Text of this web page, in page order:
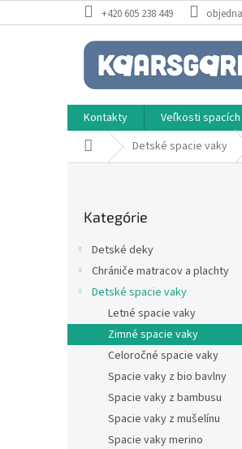
na
+420 605 238 449
Kontakty Veľkosti
DomovDetské spacie vaky
kategórie
Kategórie
Detské deky
Chrániče matracov a plachty
Detské spacie vaky
Letné spacie vaky
Zimné spacie vaky
Celoročné spacie vaky
Spacie vaky z bio bavlny
Spacie vaky z bambusu
Spacie vaky z mušelínu
Spacie vaky merino